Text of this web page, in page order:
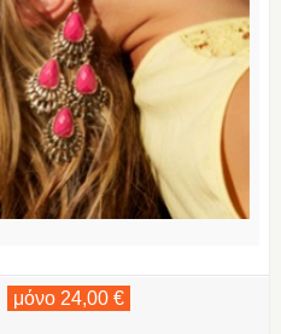
μόνο 24,00 €